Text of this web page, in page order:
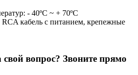
- 40ºС ~ + 70ºС
кабель с питанием, крепежные
вопрос? Звоните прямо